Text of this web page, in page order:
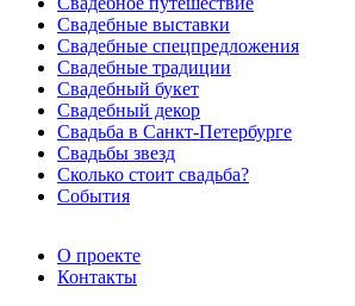
Свадебные выставки
Свадебные спецпредложения
Свадебные традиции
Свадебный букет
Свадебный декор
Свадьба в Санкт-Петербурге
Свадьбы звезд
Сколько стоит свадьба?
События
О проекте
Контакты